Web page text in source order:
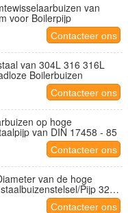
van
voor Boilerpijp
Contacteer ons
van 304L 316 316L
Boilerbuizen
Contacteer ons
op hoge
van DIN 17458 - 85
Contacteer ons
van de hoge
Pijp 321
Contacteer ons